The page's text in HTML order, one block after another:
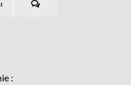
Comments
: